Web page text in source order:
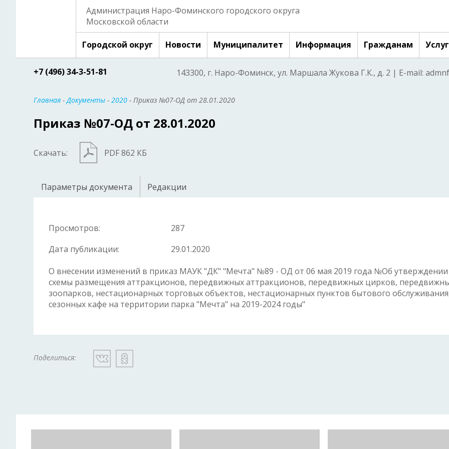
Администрация Наро-Фоминского городского округа
Московской области
Городской округ Новости Муниципалитет Информация Гражданам
+7 (496) 34-3-51-81 143300, г. Наро-Фоминск, ул. Маршала Жукова Г.К., д. 2 | E-mail:
Главная -Документы - 2020 - Приказ №07-ОД от 28.01.2020
Приказ №07-ОД от 28.01.2020
Скачать: PDF 862 КБ
Параметры документа Редакции
Просмотров:
287
Дата публикации:
29.01.2020
О внесении изменений в приказ МАУК "ДК" "Мечта" №89 - ОД от 06 мая 2019 года №Об утверждении
схемы размещения аттракционов, передвижных аттракционов, передвижных цирков,
зоопарков, нестационарных торговых объектов, нестационарных пунктов бытового
сезонных кафе на территории парка "Мечта" на 2019-2024 годы"
Поделиться: